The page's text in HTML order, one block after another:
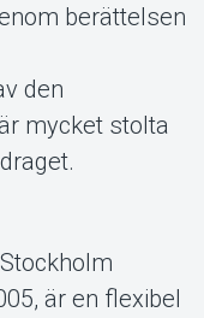
berättelsen
den
mycket stolta
är en flexibel